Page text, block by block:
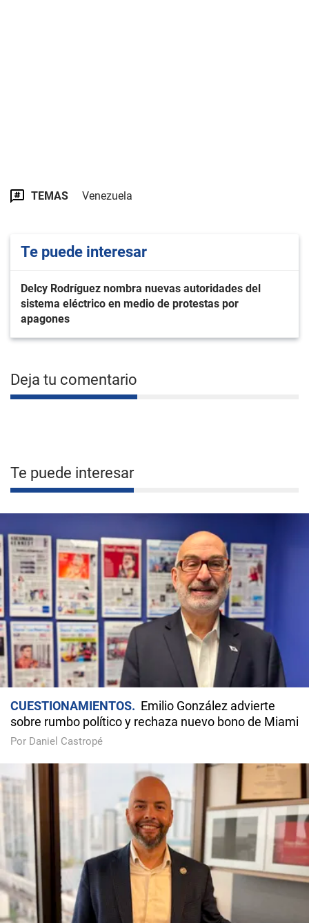
TEMAS Venezuela
Te puede interesar
Delcy Rodríguez nombra nuevas autoridades del
sistema eléctrico en medio de protestas por
apagones
Deja tu comentario
Te puede interesar
CUESTIONAMIENTOS
Emilio González advierte
sobre rumbo político y rechaza nuevo bono de Miami
Por Daniel Castropé